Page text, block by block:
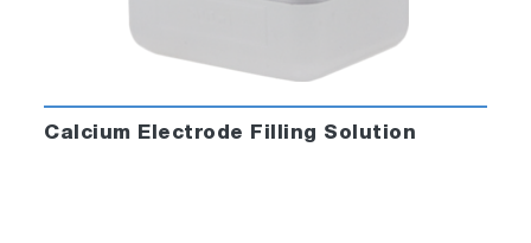
Calcium Electrode Filling Solution